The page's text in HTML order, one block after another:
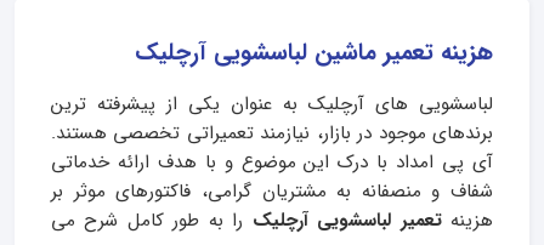
هزینه تعمیر ماشین لباسشویی آرچلیک
لباسشویی‌ های آرچلیک به عنوان یکی از پیشرفته‌ ترین
برندهای موجود در بازار، نیازمند تعمیراتی تخصصی هستند.
آی‌ پی امداد با درک این موضوع و با هدف ارائه خدماتی
شفاف و منصفانه به مشتریان گرامی، فاکتورهای موثر بر
هزینهتعمیر لباسشویی آرچلیک را به طور کامل شرح می‌